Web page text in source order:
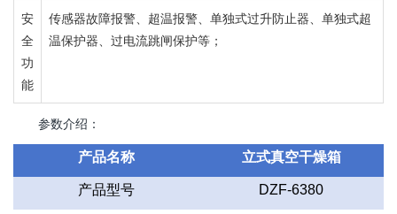
安
全
功
能
传感器故障报警、超温报警、单独式过升防止器、单独式超
温保护器、过电流跳闸保护等；
参数介绍：
产品名称 立式真空干燥箱
产品型号 DZF-6380